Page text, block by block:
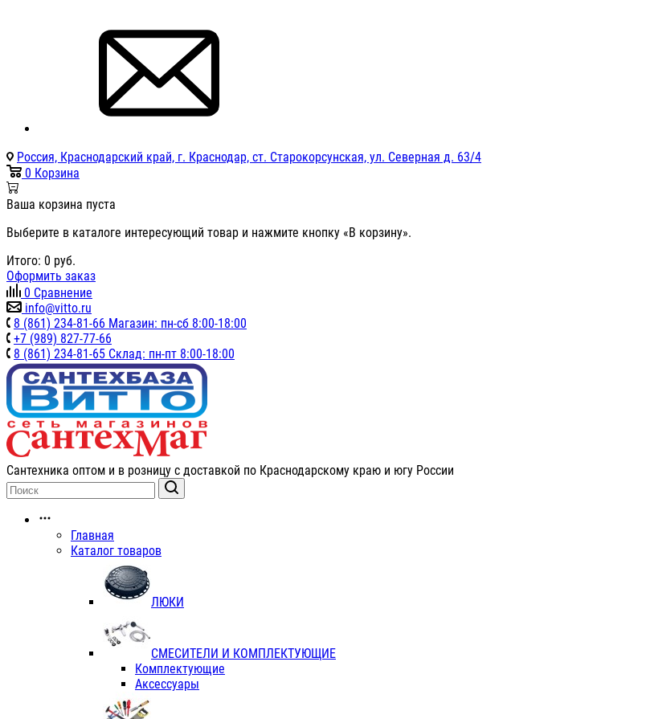
Россия, Краснодарский край, г. Краснодар, ст. Старокорсунская, ул. Северная д. 63/4
0 Корзина
Ваша корзина пуста
Выберите в каталоге интересующий товар и нажмите кнопку «В корзину».
Итого: 0 руб.
Оформить заказ
0 Сравнение
info@vitto.ru
8 (861) 234-81-66 Магазин: пн-сб 8:00-18:00
+7 (989) 827-77-66
8 (861) 234-81-65 Склад: пн-пт 8:00-18:00
Сантехника оптом и в розницу с доставкой по Краснодарскому краю и югу России
Главная
Каталог товаров
ЛЮКИ
СМЕСИТЕЛИ И КОМПЛЕКТУЮЩИЕ
Комплектующие
Аксессуары